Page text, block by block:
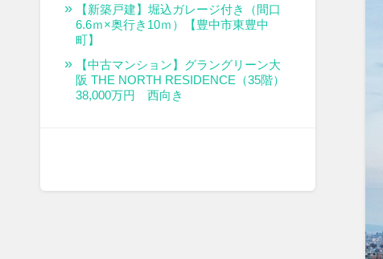
【新築戸建】堀込ガレージ付き（間口
6.6ｍ×奥行き10ｍ）【豊中市東豊中
町】
【中古マンション】グラングリーン大
阪 THE NORTH RESIDENCE（35階）
38,000万円 西向き